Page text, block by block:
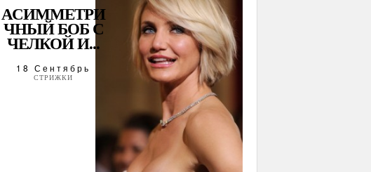
АСИММЕТРИ
ЧНЫЙ БОБ С
ЧЕЛКОЙ И...
18 Сентябрь
СТРИЖКИ